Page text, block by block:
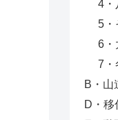
4・
5・
6・
7・
B・山
D・移